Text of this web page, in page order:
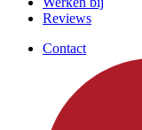
Reviews
Contact